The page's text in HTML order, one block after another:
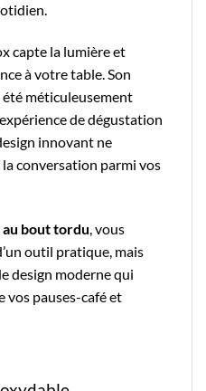
capte la lumière et
à votre table. Son
méticuleusement
de dégustation
innovant ne
conversation parmi vos
bout tordu, vous
outil pratique, mais
design moderne qui
vos pauses-café et